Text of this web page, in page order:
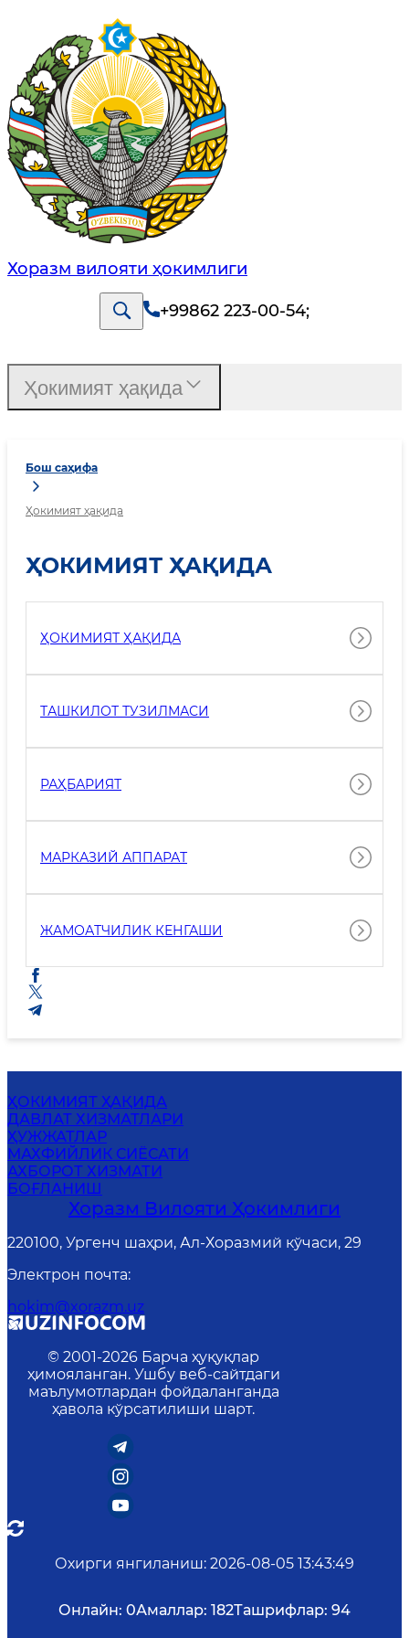
Хоразм вилояти ҳокимлиги
+99862 223-00-54;
Бош саҳифа
Ҳокимият ҳақида
ҲОКИМИЯТ ҲАҚИДА
ҲОКИМИЯТ ҲАҚИДА
ТАШКИЛОТ ТУЗИЛМАСИ
РАҲБАРИЯТ
МАРКАЗИЙ АППАРАТ
ЖАМОАТЧИЛИК КЕНГАШИ
Ҳокимият ҳақида
ҲОКИМИЯТ ҲАҚИДА
ДАВЛАТ ХИЗМАТЛАРИ
ҲУЖЖАТЛАР
MАХФИЙЛИК СИЁСАТИ
АХБОРОТ ХИЗМАТИ
БОҒЛАНИШ
Хоразм Вилояти Ҳокимлиги
220100, Ургенч шаҳри, Ал-Хоразмий кўчаси, 29
Электрон почта:
hokim@xorazm.uz
© 2001-2026 Барча ҳуқуқлар
ҳимояланган. Ушбу веб-сайтдаги
маълумотлардан фойдаланганда
ҳавола кўрсатилиши шарт.
Охирги янгиланиш: 2026-08-05 13:43:49
Онлайн: 0Амаллар: 182Ташрифлар: 94